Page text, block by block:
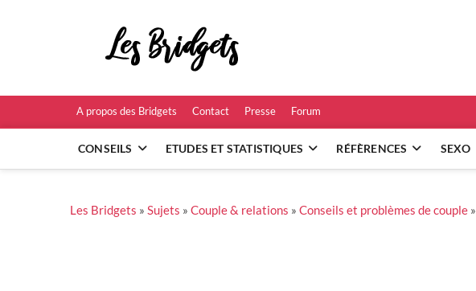
A propos des Bridgets Contact Presse Forum
CONSEILS ETUDES ET STATISTIQUES RÉFÈRENCES SEXO
Les Bridgets » Sujets » Couple & relations » Conseils et problèmes de couple »